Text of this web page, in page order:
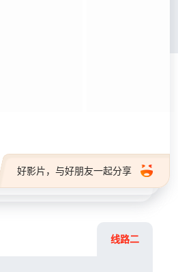
好影片，与好朋友一起分享
线路二